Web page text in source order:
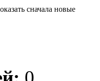
сначала новые